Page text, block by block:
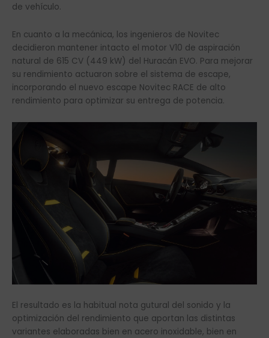
de vehículo.
En cuanto a la mecánica, los ingenieros de Novitec
decidieron mantener intacto el motor V10 de aspiración
natural de 615 CV (449 kW) del Huracán EVO. Para mejorar
su rendimiento actuaron sobre el sistema de escape,
incorporando el nuevo escape Novitec RACE de alto
rendimiento para optimizar su entrega de potencia.
El resultado es la habitual nota gutural del sonido y la
optimización del rendimiento que aportan las distintas
variantes elaboradas bien en acero inoxidable, bien en